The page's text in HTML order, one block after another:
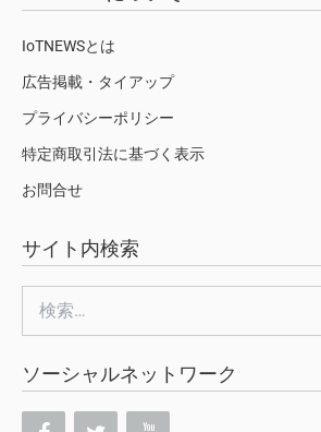
IoTNEWSとは
広告掲載・タイアップ
プライバシーポリシー
特定商取引法に基づく表示
お問合せ
サイト内検索
索:
ソーシャルネットワーク